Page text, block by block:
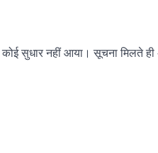
सुधार नहीं आया। सूचना मिलते